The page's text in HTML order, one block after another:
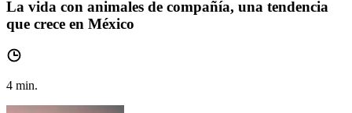
La vida con animales de compañía, una tendencia
que crece en México
4 min.